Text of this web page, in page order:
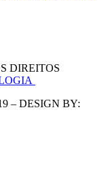
DIREITOS
– DESIGN BY: